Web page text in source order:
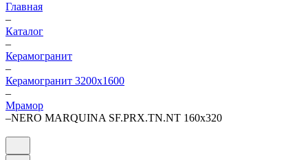
Главная
–
Каталог
–
Керамогранит
–
Керамогранит 3200х1600
–
Мрамор
–NERO MARQUINA SF.PRX.TN.NT 160х320